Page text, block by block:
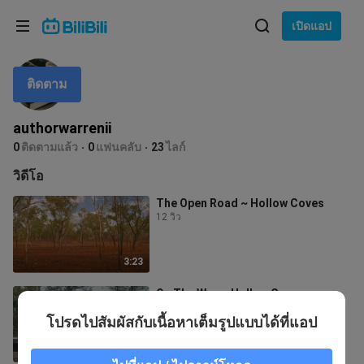
เปิดแอป
authorwarrenii
0ติดตามแล้ว 0แฟนคลับ 23ไลก์
ติดตาม
วิดีโอ
3:23
The Open Road ~ Hollow Coves
12 วิว
0:40
On The Way ~ Hollow Coves
ภาษา: ภาษาไทย
ข้าสู่
ะบบ
เลือกภาษา
English
ภาษาไทย
Tiếng Việt
Bahasa Melayu
โปรดไปสัมผัสกับเนื้อหาเต็มรูปแบบได้ที่แอป